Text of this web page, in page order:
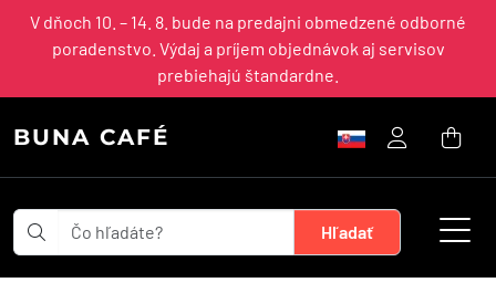
V dňoch 10. – 14. 8. bude na predajni obmedzené odborné
poradenstvo. Výdaj a príjem objednávok aj servisov
prebiehajú štandardne.
BUNA CAFÉ